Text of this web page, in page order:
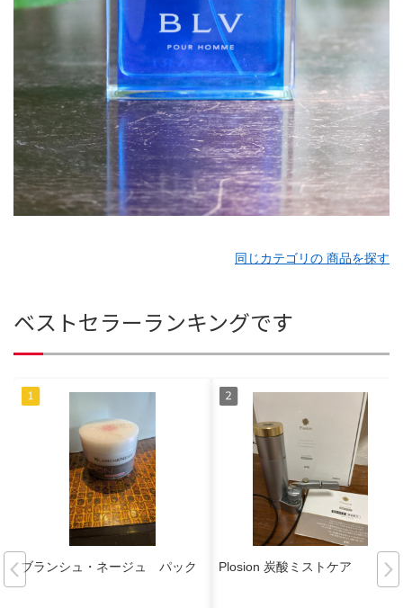
同じカテゴリの 商品を探す
ベストセラーランキングです
ブランシュ・ネージュ パック Plosion 炭酸ミストケア